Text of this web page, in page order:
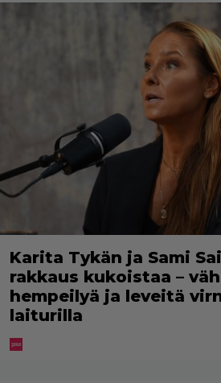
Karita Tykän ja Sami
rakkaus kukoistaa –
hempeilyä ja leveitä
laiturilla